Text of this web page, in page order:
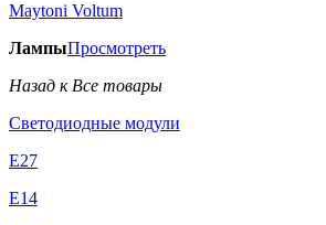
Maytoni Voltum
ЛампыПросмотреть
Назад к Все товары
Светодиодные модули
E27
E14